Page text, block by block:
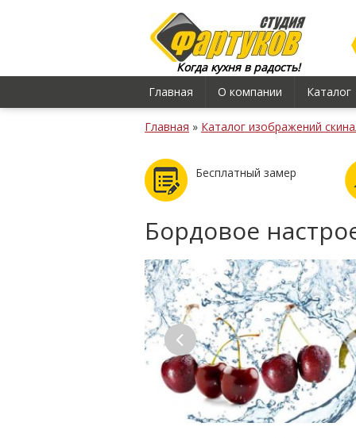
Когда кухня в радость!
Главная
О компании Каталог
Главная » Каталог изображений
Бесплатный замер
Бордовое